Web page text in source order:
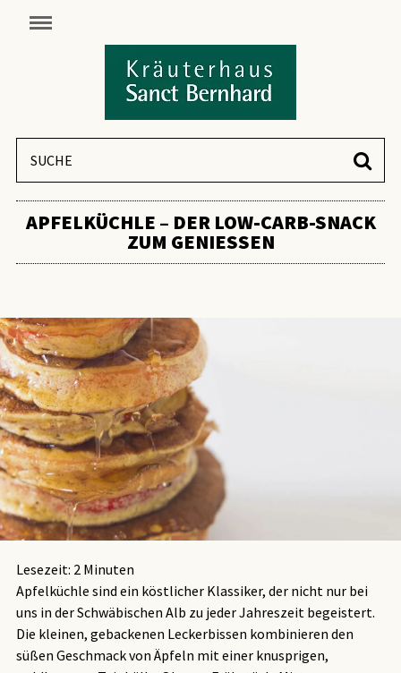
APFELKÜCHLE – DER LOW-CARB-SNACK
ZUM GENIESSEN
Lesezeit: 2 Minuten
Apfelküchle sind ein köstlicher Klassiker, der nicht nur bei
uns in der Schwäbischen Alb zu jeder Jahreszeit begeistert.
Die kleinen, gebackenen Leckerbissen kombinieren den
süßen Geschmack von Äpfeln mit einer knusprigen,